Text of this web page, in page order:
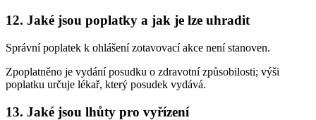
12. Jaké jsou poplatky a jak je lze uhradit
Správní poplatek k ohlášení zotavovací akce není stanoven.
Zpoplatněno je vydání posudku o zdravotní způsobilosti; výši
poplatku určuje lékař, který posudek vydává.
13. Jaké jsou lhůty pro vyřízení